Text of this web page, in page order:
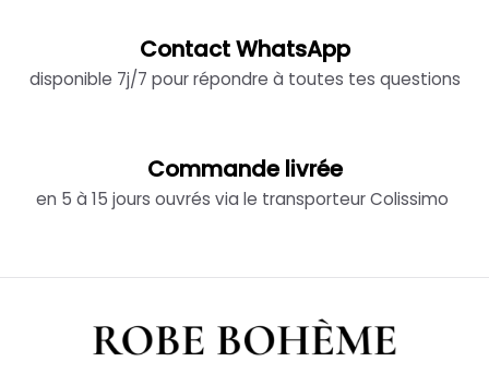
Contact WhatsApp
disponible 7j/7 pour répondre à toutes tes questions
Commande livrée
en 5 à 15 jours ouvrés via le transporteur Colissimo